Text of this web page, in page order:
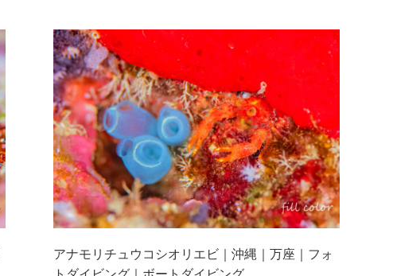
アナモリチュウコシオリエビ｜沖縄｜万座｜フォ